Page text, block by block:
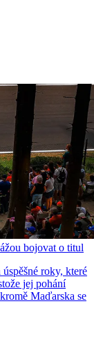
bojovat o titul
roky, které
jej pohání
Maďarska se